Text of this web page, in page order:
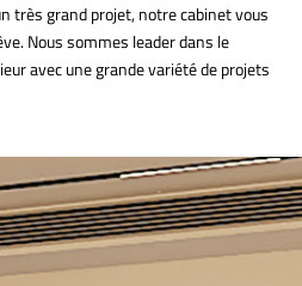
très grand projet, notre cabinet vous
Nous sommes leader dans le
avec une grande variété de projets